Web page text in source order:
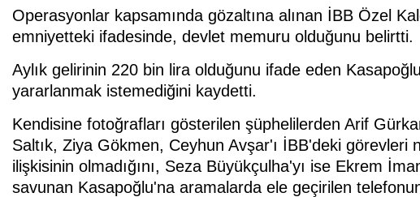
Operasyonlar kapsamında gözaltına alınan İBB Özel
emniyetteki ifadesinde, devlet memuru olduğunu belirtti.
Aylık gelirinin 220 bin lira olduğunu ifade eden
yararlanmak istemediğini kaydetti.
Kendisine fotoğrafları gösterilen şüphelilerden Arif
Saltık, Ziya Gökmen, Ceyhun Avşar'ı İBB'deki görevleri
ilişkisinin olmadığını, Seza Büyükçulha'yı ise Ekrem
savunan Kasapoğlu'na aramalarda ele geçirilen